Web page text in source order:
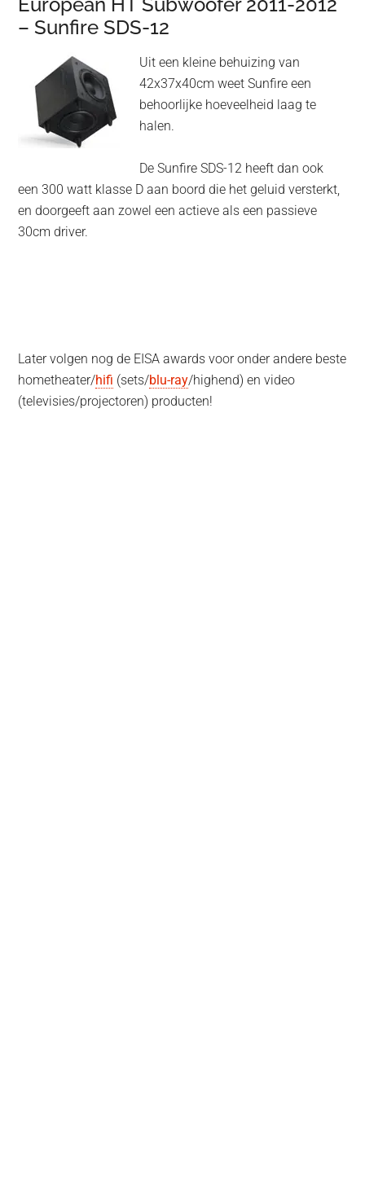
– Sunfire SDS-12
Uit een kleine behuizing van
42x37x40cm weet Sunfire een
behoorlijke hoeveelheid laag te
halen.
De Sunfire SDS-12 heeft dan ook
een 300 watt klasse D aan boord die het geluid versterkt,
en doorgeeft aan zowel een actieve als een passieve
30cm driver.
Later volgen nog de EISA awards voor onder andere beste
hometheater/hifi (sets/blu-ray/highend) en video
(televisies/projectoren) producten!